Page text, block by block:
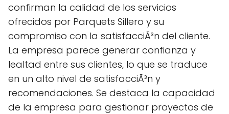
confirman la calidad de los servicios
ofrecidos por Parquets Sillero y su
compromiso con la satisfacciÃ³n del cliente.
La empresa parece generar confianza y
lealtad entre sus clientes, lo que se traduce
en un alto nivel de satisfacciÃ³n y
recomendaciones. Se destaca la capacidad
de la empresa para gestionar proyectos de